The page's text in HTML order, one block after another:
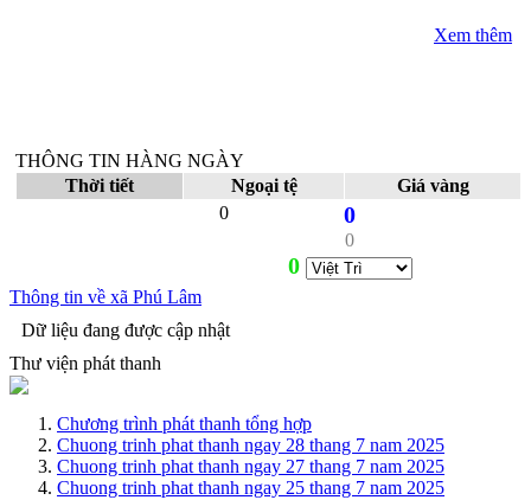
Xem thêm
THÔNG TIN HÀNG NGÀY
Thời tiết
Ngoại tệ
Giá vàng
0
0
0
0
Thông tin về xã Phú Lâm
Dữ liệu đang được cập nhật
Thư viện phát thanh
Chương trình phát thanh tổng hợp
Chuong trinh phat thanh ngay 28 thang 7 nam 2025
Chuong trinh phat thanh ngay 27 thang 7 nam 2025
Chuong trinh phat thanh ngay 25 thang 7 nam 2025